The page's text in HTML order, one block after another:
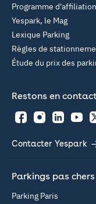
Programme d'affiliation
Yespark, le Mag
Lexique Parking
Règles de
Étude du prix des
Restons en
FacebookInstagramLinkedIn
Contacter Yespark
Parkings pas
Parking Paris